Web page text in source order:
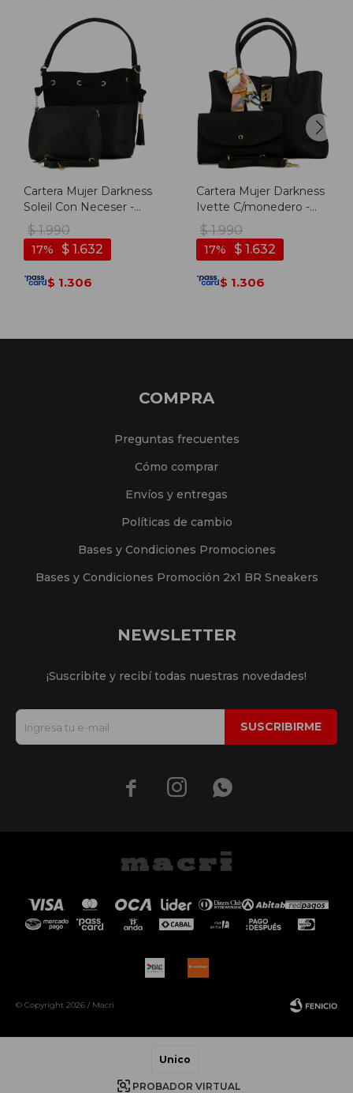
Unico
PROBADOR VIRTUAL
Cartera Mujer Darkness
Soleil Con Neceser -
Negro
$ 1.990
$ 1.632
17
$ 1.306
Cartera Mujer Darkness
Ivette C/monedero -
Negro
$ 1.990
$ 1.632
17
$ 1.306
COMPRA
Preguntas frecuentes
Cómo comprar
Envíos y entregas
Políticas de cambio
Bases y Condiciones Promociones
Bases y Condiciones Promoción 2x1 BR Sneakers
NEWSLETTER
¡Suscribite y recibí todas nuestras novedades!
SUSCRIBIRME
  
© Copyright 2026 / Macri